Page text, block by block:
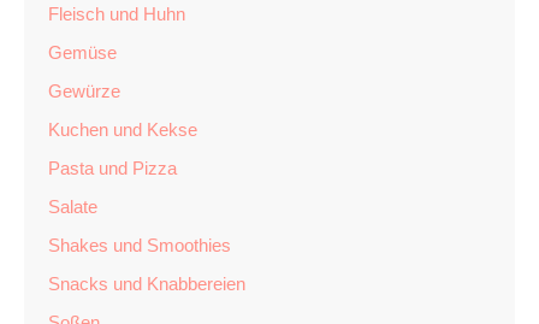
Fleisch und Huhn
Gemüse
Gewürze
Kuchen und Kekse
Pasta und Pizza
Salate
Shakes und Smoothies
Snacks und Knabbereien